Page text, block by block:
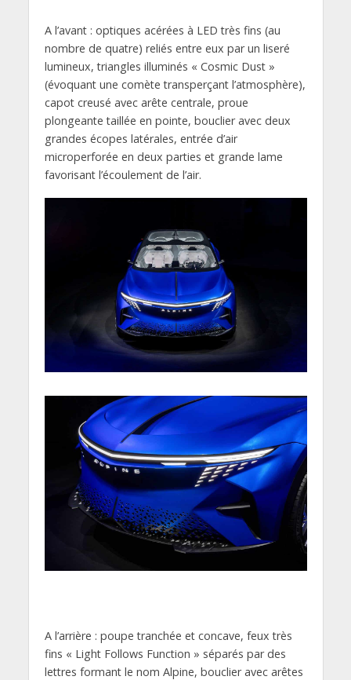
A l’avant : optiques acérées à LED très fins (au
nombre de quatre) reliés entre eux par un liseré
lumineux, triangles illuminés « Cosmic Dust »
(évoquant une comète transperçant l’atmosphère),
capot creusé avec arête centrale, proue
plongeante taillée en pointe, bouclier avec deux
grandes écopes latérales, entrée d’air
microperforée en deux parties et grande lame
favorisant l’écoulement de l’air.
A l’arrière : poupe tranchée et concave, feux très
fins « Light Follows Function » séparés par des
lettres formant le nom Alpine, bouclier avec arêtes